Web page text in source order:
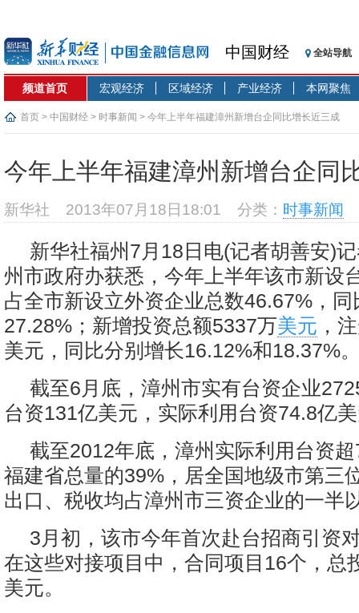
中国财经 全站导航
频道首页 宏观经济 区域经济 产业经济 本网聚焦
首页 > 中国财经 > 时事新闻 > 今年上半年福建漳州新增台企同比增长近三成
今年上半年福建漳州新增台企同
新华社 2013年07月18日18:01 分类： 时事新闻
新华社福州7月18日电(记者胡善安)
州市政府办获悉，今年上半年该市新设
占全市新设立外资企业总数46.67%，同
27.28%；新增投资总额5337万美元 ，
美元，同比分别增长16.12%和18.37%
截至6月底，漳州市实有台资企业
台资131亿美元，实际利用台资74.8亿
截至2012年底，漳州实际利用台资
福建省总量的39%，居全国地级市第三
出口、税收均占漳州市三资企业的一半
3月初，该市今年首次赴台招商引资
在这些对接项目中，合同项目16个，总
美元。